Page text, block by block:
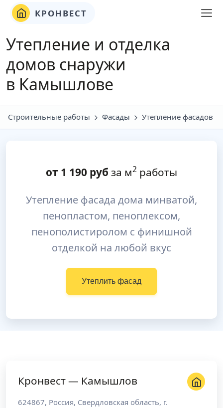
КРОНВЕСТ
Утепление и отделка
домов снаружи
в Камышлове
Строительные работы Фасады Утепление фасадов
от 1 190 руб за м2 работы
Утепление фасада дома минватой,
пенопластом, пеноплексом,
пенополистиролом с финишной
отделкой на любой вкус
Утеплить фасад
Кронвест — Камышлов
624867, Россия, Свердловская область, г.